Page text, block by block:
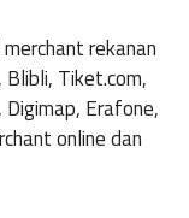
rekanan
Blibli, Tiket.com,
Digimap, Erafone,
online dan